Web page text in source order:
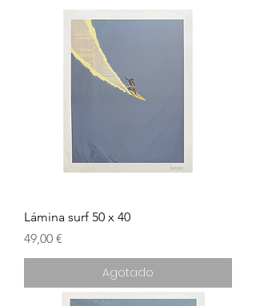
Lámina surf 50 x 40
Precio
49,00 €
Agotado